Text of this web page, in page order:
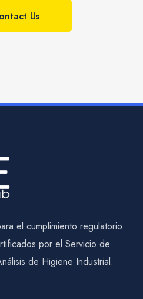
Us
el cumplimiento regulatorio
por el Servicio de
de Higiene Industrial.